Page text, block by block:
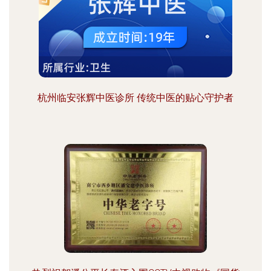
杭州临安张辉中医诊所 传统中医的贴心守护者